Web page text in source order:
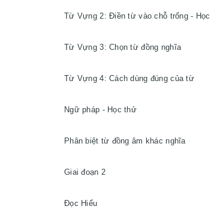
Từ Vựng 2: Điền từ vào chỗ trống -
Từ Vựng 3: Chọn từ đồng nghĩa
Từ Vựng 4: Cách dùng đúng của từ
Ngữ pháp - Học thử
Phân biệt từ đồng âm khác nghĩa
Giai đoạn 2
Đọc Hiểu